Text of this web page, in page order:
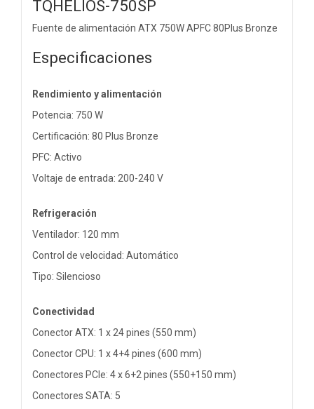
TQHELIOS-750SP
Fuente de alimentación ATX 750W APFC 80Plus Bronze
Especificaciones
Rendimiento y alimentación
Potencia: 750 W
Certificación: 80 Plus Bronze
PFC: Activo
Voltaje de entrada: 200-240 V
Refrigeración
Ventilador: 120 mm
Control de velocidad: Automático
Tipo: Silencioso
Conectividad
Conector ATX: 1 x 24 pines (550 mm)
Conector CPU: 1 x 4+4 pines (600 mm)
Conectores PCIe: 4 x 6+2 pines (550+150 mm)
Conectores SATA: 5